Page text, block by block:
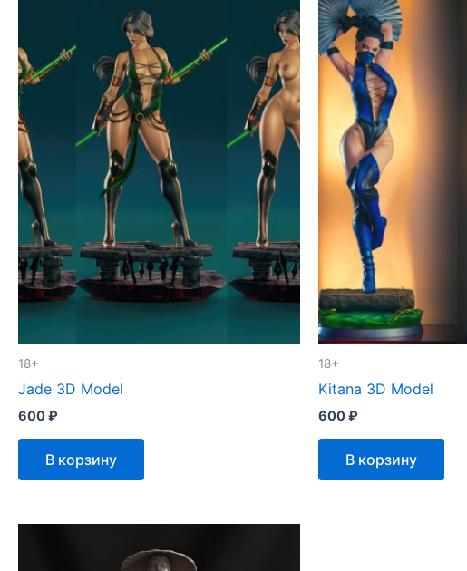
18+
Jade 3D Model
600₽
В корзину
18+
Kitana 3D Model
600₽
В корзину